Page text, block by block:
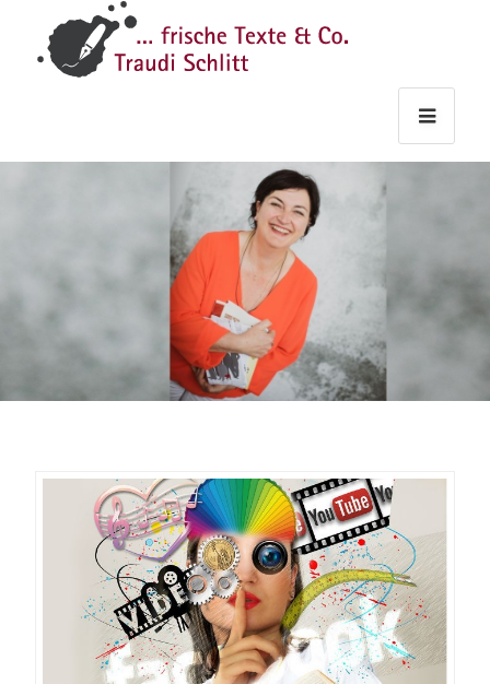
Texte